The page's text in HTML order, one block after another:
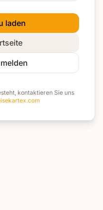
laden
kontaktieren Sie uns